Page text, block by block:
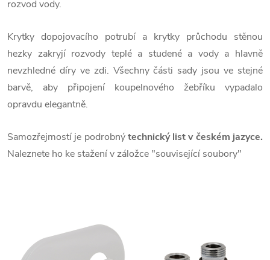
rozvod vody.
Krytky dopojovacího potrubí a krytky průchodu stěnou
hezky zakryjí rozvody teplé a studené a vody a hlavně
nevzhledné díry ve zdi. Všechny části sady jsou ve stejné
barvě, aby připojení koupelnového žebříku vypadalo
opravdu elegantně.
Samozřejmostí je podrobnýtechnický list v českém jazyce.
Naleznete ho ke stažení v záložce "související soubory"